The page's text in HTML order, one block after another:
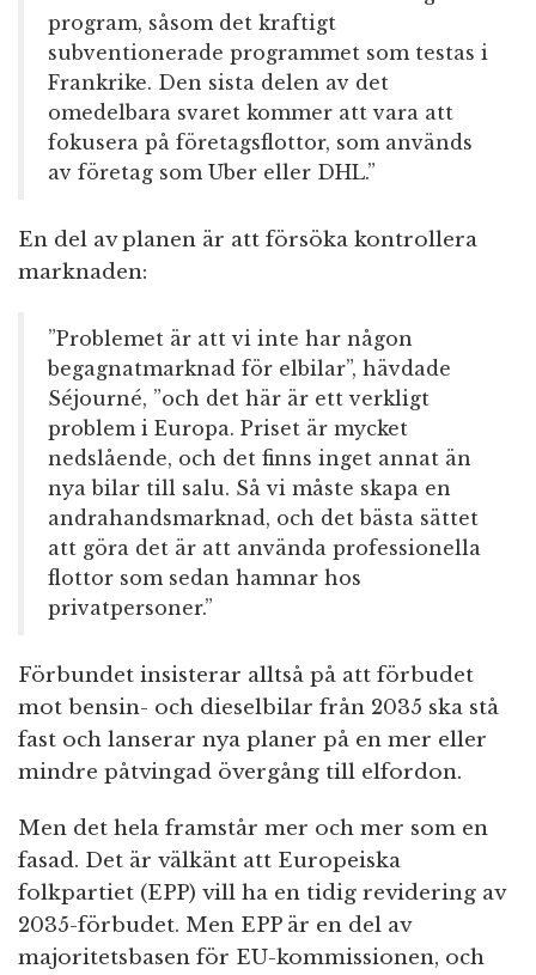
program, såsom det kraftigt
subventionerade programmet som testas i
Frankrike. Den sista delen av det
omedelbara svaret kommer att vara att
fokusera på företagsflottor, som används
av företag som Uber eller DHL.”
En del av planen är att försöka kontrollera
marknaden:
”Problemet är att vi inte har någon
begagnatmarknad för elbilar”, hävdade
Séjourné, ”och det här är ett verkligt
problem i Europa. Priset är mycket
nedslående, och det finns inget annat än
nya bilar till salu. Så vi måste skapa en
andrahandsmarknad, och det bästa sättet
att göra det är att använda professionella
flottor som sedan hamnar hos
privatpersoner.”
Förbundet insisterar alltså på att förbudet
mot bensin- och dieselbilar från 2035 ska stå
fast och lanserar nya planer på en mer eller
mindre påtvingad övergång till elfordon.
Men det hela framstår mer och mer som en
fasad. Det är välkänt att Europeiska
folkpartiet (EPP) vill ha en tidig revidering av
2035-förbudet. Men EPP är en del av
majoritetsbasen för EU-kommissionen, och